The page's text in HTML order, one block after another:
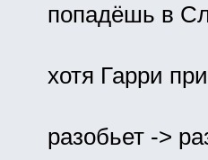
попадёшь в
хотя Гарри
разобьет ->